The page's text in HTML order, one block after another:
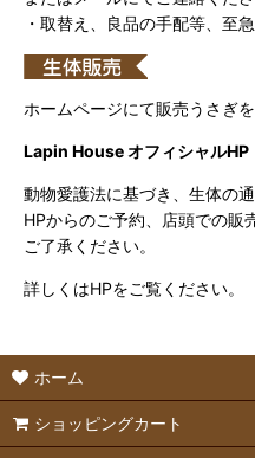
・取替え、良品の手配等、至
ホームページにて販売うさぎ
Lapin House オフィシャルHP
動物愛護法に基づき、生体の
HPからのご予約、店頭での販
ご了承ください。
詳しくはHPをご覧ください。
ホーム
ショッピングカート